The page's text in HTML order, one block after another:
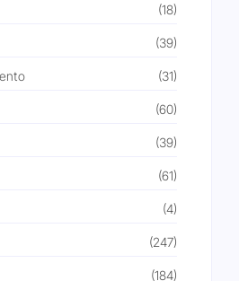
(18)
(39)
(31)
(60)
(39)
(61)
(4)
(247)
(184)